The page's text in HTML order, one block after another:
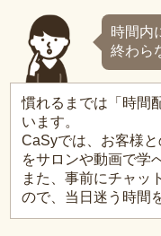
時間内
終わら
慣れるまでは「時間
います。
CaSyでは、お客様
をサロンや動画で学
また、事前にチャッ
ので、当日迷う時間